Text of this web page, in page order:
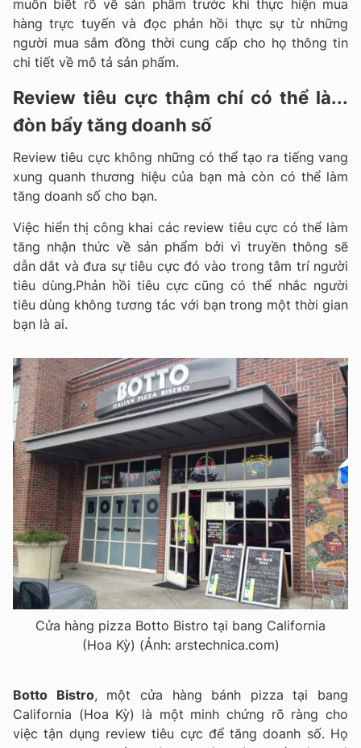
muốn biết rõ về sản phẩm trước khi thực hiện mua
hàng trực tuyến và đọc phản hồi thực sự từ những
người mua sắm đồng thời cung cấp cho họ thông tin
chi tiết về mô tả sản phẩm.
Review tiêu cực thậm chí có thể là...
đòn bẩy tăng doanh số
Review tiêu cực không những có thể tạo ra tiếng vang
xung quanh thương hiệu của bạn mà còn có thể làm
tăng doanh số cho bạn.
Việc hiển thị công khai các review tiêu cực có thể làm
tăng nhận thức về sản phẩm bởi vì truyền thông sẽ
dẫn dắt và đưa sự tiêu cực đó vào trong tâm trí người
tiêu dùng.Phản hồi tiêu cực cũng có thể nhắc người
tiêu dùng không tương tác với bạn trong một thời gian
bạn là ai.
Cửa hàng pizza Botto Bistro tại bang California
(Hoa Kỳ) (Ảnh: arstechnica.com)
Botto Bistro, một cửa hàng bánh pizza tại bang
California (Hoa Kỳ) là một minh chứng rõ ràng cho
việc tận dụng review tiêu cực để tăng doanh số. Họ